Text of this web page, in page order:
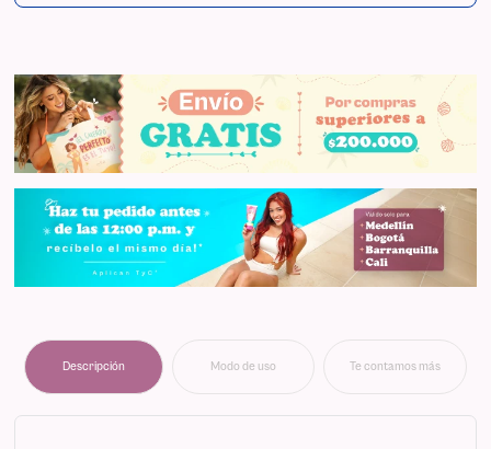
Descripción Modo de uso Te contamos más